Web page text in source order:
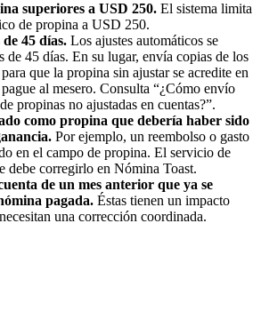
superiores a USD 250. El sistema limita
de propina a USD 250.
45 días. Los ajustes automáticos se
de 45 días. En su lugar, envía copias de los
que la propina sin ajustar se acredite en
al mesero. Consulta “¿Cómo envío
propinas no ajustadas en cuentas?”.
como propina que debería haber sido
Por ejemplo, un reembolso o gasto
en el campo de propina. El servicio de
debe corregirlo en Nómina Toast.
de un mes anterior que ya se
pagada. Éstas tienen un impacto
una corrección coordinada.